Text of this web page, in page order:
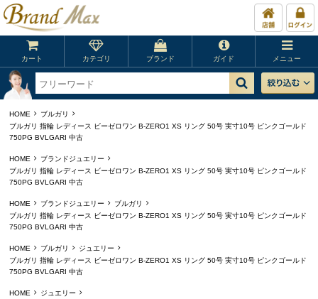
カート カテゴリ ブランド ガイド メニュー
HOME
ブルガリ
ブルガリ 指輪 レディース ビーゼロワン B-ZERO1 XS リング 50号 実寸10号 ピンクゴールド
750PG BVLGARI 中古
HOME
ブランドジュエリー
ブルガリ 指輪 レディース ビーゼロワン B-ZERO1 XS リング 50号 実寸10号 ピンクゴールド
750PG BVLGARI 中古
HOME ブランドジュエリー
ブルガリ
ブルガリ 指輪 レディース ビーゼロワン B-ZERO1 XS リング 50号 実寸10号 ピンクゴールド
750PG BVLGARI 中古
HOME ブルガリ
ジュエリー
ブルガリ 指輪 レディース ビーゼロワン B-ZERO1 XS リング 50号 実寸10号 ピンクゴールド
750PG BVLGARI 中古
HOME
ジュエリー